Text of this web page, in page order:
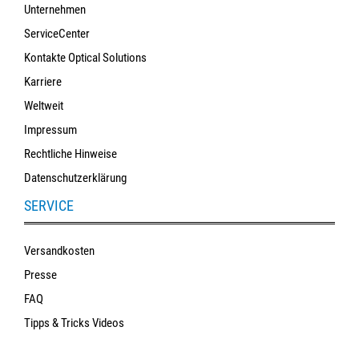
Unternehmen
ServiceCenter
Kontakte Optical Solutions
Karriere
Weltweit
Impressum
Rechtliche Hinweise
Datenschutzerklärung
SERVICE
Versandkosten
Presse
FAQ
Tipps & Tricks Videos